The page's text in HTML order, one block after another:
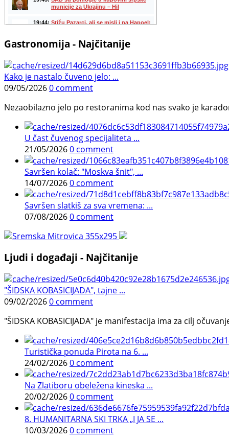
Gastronomija - Najčitanije
Kako je nastalo čuveno jelo: ...
09/05/20260 comment
Nezaobilazno jelo po restoranima kod nas svako je
U čast čuvenog specijaliteta ...
21/05/20260 comment
Savršen kolač: "Moskva šnit", ...
14/07/20260 comment
Savršen slatkiš za sva vremena: ...
07/08/20260 comment
Ljudi i događaji - Najčitanije
"ŠIDSKA KOBASICIJADA", tajne ...
09/02/20260 comment
"ŠIDSKA KOBASICIJADA" je manifestacija ima za cilj
Turistička ponuda Pirota na 6. ...
24/02/20260 comment
Na Zlatiboru obeležena kineska ...
20/02/20260 comment
8. HUMANITARNA SKI TRKA „I JA SE ...
10/03/20260 comment